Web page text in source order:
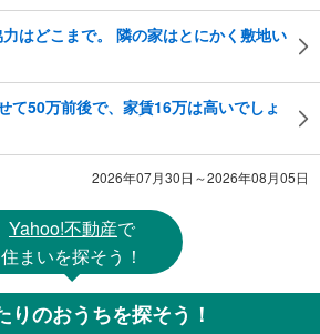
はどこまで。 隣の家はとにかく敷地い
て50万前後で、家賃16万は高いでしょ
2026年07月30日～2026年08月05日
Yahoo!不動産で
住まいを探そう！
りのおうちを探そう！